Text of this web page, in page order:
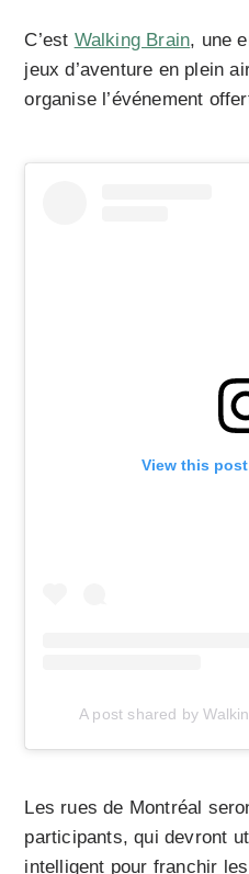
C’est Walking Brain, une
jeux d’aventure en plein
organise l’événement
View this
A post shared by
Les rues de Montréal
participants, qui devront
intelligent pour franchir